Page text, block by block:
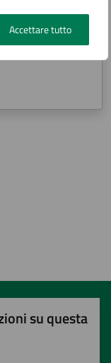
Accettare tutto
su questa